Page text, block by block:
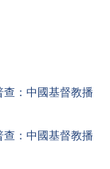
查：中國基督教播
查：中國基督教播